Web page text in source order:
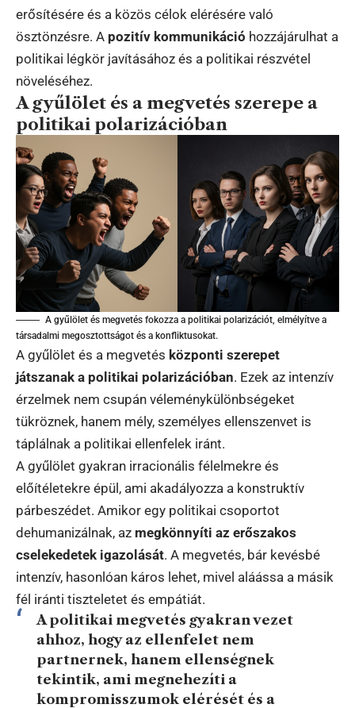
erősítésére és a közös célok elérésére való
ösztönzésre. A pozitív kommunikáció hozzájárulhat a
politikai légkör javításához és a politikai részvétel
növeléséhez.
A gyűlölet és a megvetés szerepe a
politikai polarizációban
A gyűlölet és megvetés fokozza a politikai polarizációt, elmélyítve a
társadalmi megosztottságot és a konfliktusokat.
A gyűlölet és a megvetés központi szerepet
játszanak a politikai polarizációban. Ezek az intenzív
érzelmek nem csupán véleménykülönbségeket
tükröznek, hanem mély, személyes ellenszenvet is
táplálnak a politikai ellenfelek iránt.
A gyűlölet gyakran irracionális félelmekre és
előítéletekre épül, ami akadályozza a konstruktív
párbeszédet. Amikor egy politikai csoportot
dehumanizálnak, az megkönnyíti az erőszakos
cselekedetek igazolását. A megvetés, bár kevésbé
intenzív, hasonlóan káros lehet, mivel aláássa a másik
fél iránti tiszteletet és empátiát.
A politikai megvetés gyakran vezet
ahhoz, hogy az ellenfelet nem
partnernek, hanem ellenségnek
tekintik, ami megnehezíti a
kompromisszumok elérését és a